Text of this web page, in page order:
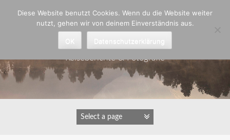
Astrid Padberg
Reiseberichte & Fotografie
Diese Website benutzt Cookies. Wenn du die Website weiter
nutzt, gehen wir von deinem Einverständnis aus.